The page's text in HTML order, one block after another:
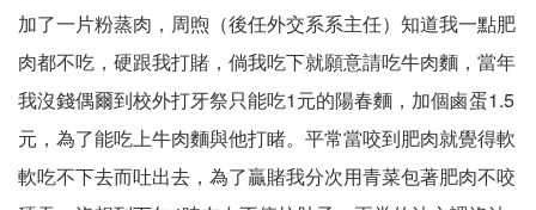
加了一片粉蒸肉，周煦（後任外交系系主任）知道我一點肥
肉都不吃，硬跟我打賭，倘我吃下就願意請吃牛肉麵，當年
我沒錢偶爾到校外打牙祭只能吃1元的陽春麵，加個鹵蛋1.5
元，為了能吃上牛肉麵與他打睹。平常當咬到肥肉就覺得軟
軟吃不下去而吐出去，為了贏賭我分次用青菜包著肥肉不咬